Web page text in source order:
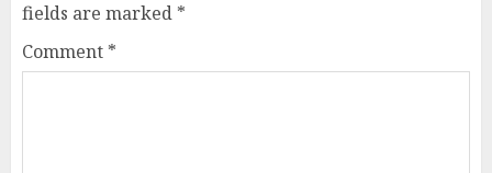
fields are marked *
Comment *